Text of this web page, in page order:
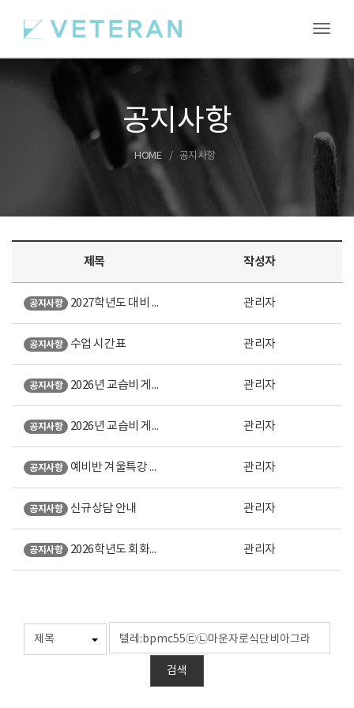
공지사항
HOME 공지사항
제목 작성자
공지사항 2027학년도 대비 여름특강 안내 관리자
공지사항 수업 시간표 관리자
공지사항 2026년 교습비 게시표 (강남 본원) 관리자
공지사항 2026년 교습비 게시표 (노원 직영) 관리자
공지사항 예비반 겨울특강 안내 관리자
공지사항 신규상담 안내 관리자
공지사항 2026학년도 회화계열 미대입시 설명회 오시는 길 안내 관리자
검색